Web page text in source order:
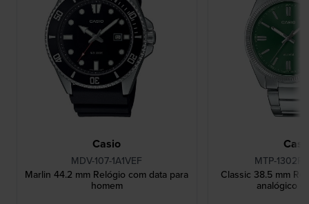
Casio
MDV-107-1A1VEF
Marlin 44.2 mm Relógio com data para
homem
MTP-
Classic 38.5 mm
analógico